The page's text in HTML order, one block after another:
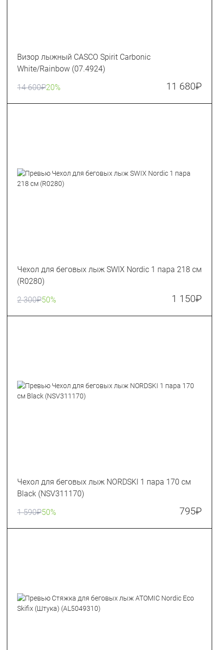
Визор лыжный CASCO Spirit Carbonic
White/Rainbow (07.4924)
14 600₽20% 11 680₽
Чехол для беговых лыж SWIX Nordic 1 пара 218 см
(R0280)
2 300₽50% 1 150₽
Чехол для беговых лыж NORDSKI 1 пара 170 см
Black (NSV311170)
1 590₽50% 795₽